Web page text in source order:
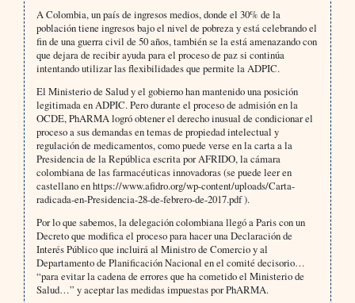
A Colombia, un país de ingresos medios, donde el 30% de la
población tiene ingresos bajo el nivel de pobreza y está celebrando el
fin de una guerra civil de 50 años, también se la está amenazando con
que dejara de recibir ayuda para el proceso de paz si continúa
intentando utilizar las flexibilidades que permite la ADPIC.
El Ministerio de Salud y el gobierno han mantenido una posición
legitimada en ADPIC. Pero durante el proceso de admisión en la
OCDE, PhARMA logró obtener el derecho inusual de condicionar el
proceso a sus demandas en temas de propiedad intelectual y
regulación de medicamentos, como puede verse en la carta a la
Presidencia de la República escrita por AFRIDO, la cámara
colombiana de las farmacéuticas innovadoras (se puede leer en
castellano en https://www.afidro.org/wp-content/uploads/Carta-
radicada-en-Presidencia-28-de-febrero-de-2017.pdf ).
Por lo que sabemos, la delegación colombiana llegó a Paris con un
Decreto que modifica el proceso para hacer una Declaración de
Interés Público que incluirá al Ministro de Comercio y al
Departamento de Planificación Nacional en el comité decisorio…
“para evitar la cadena de errores que ha cometido el Ministerio de
Salud…” y aceptar las medidas impuestas por PhARMA.